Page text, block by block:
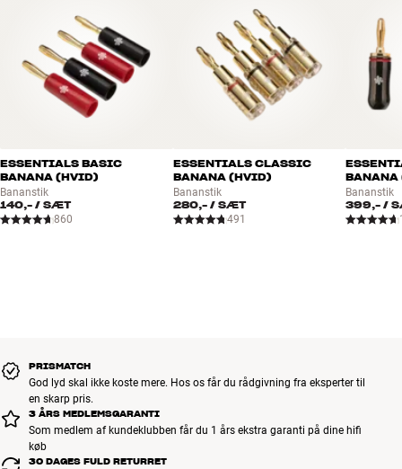
ESSENTIALS BASIC
BANANA (HVID)
Bananstik
140,- / SÆT
860
ESSENTIALS CLASSIC
BANANA (HVID)
Bananstik
280,-/ SÆT
491
BANANA
Bananstik
399,- /
PRISMATCH
God lyd skal ikke koste mere. Hos os får du rådgivning fra eksperter til
en skarp pris.
3 ÅRS MEDLEMSGARANTI
Som medlem af kundeklubben får du 1 års ekstra garanti på dine hifi
køb
30 DAGES FULD RETURRET